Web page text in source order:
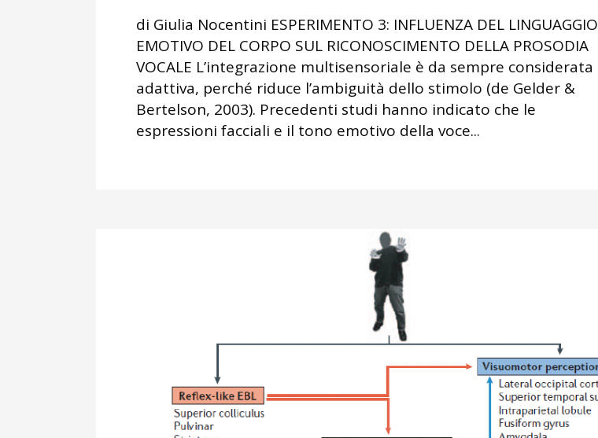
di Giulia Nocentini ESPERIMENTO 3: INFLUENZA DEL LINGUAGGIO
EMOTIVO DEL CORPO SUL RICONOSCIMENTO DELLA PROSODIA
VOCALE L’integrazione multisensoriale è da sempre considerata
adattiva, perché riduce l’ambiguità dello stimolo (de Gelder &
Bertelson, 2003). Precedenti studi hanno indicato che le
espressioni facciali e il tono emotivo della voce...